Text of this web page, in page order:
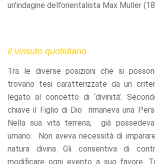
un’indagine dell’orientalista Max Muller
Il vissuto quotidiano
Tra le diverse posizioni che si
trovano tesi caratterizzate da un
legato al concetto di ‘divinità’.
chiave il Figlio di Dio rimaneva una
Nella sua vita terrena, già
umano. Non aveva necessità di
natura divina Gli consentiva di
modificare ogni evento a suo favore.